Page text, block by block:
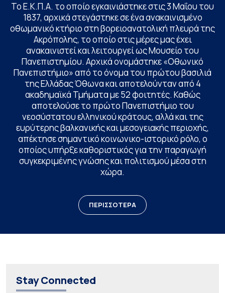
Το Ε.Κ.Π.Α. το οποίο εγκαινιάστηκε στις 3 Μαΐου του
1837, αρχικά στεγάστηκε σε ένα ανακαινισμένο
οθωμανικό κτήριο στη βορειοανατολική πλευρά της
Ακρόπολης, το οποίο στις μέρες μας έχει
ανακαινιστεί και λειτουργεί ως Μουσείο του
Πανεπιστημίου. Αρχικά ονομάστηκε «Οθωνικό
Πανεπιστήμιο» από το όνομα του πρώτου βασιλιά
της Ελλάδας Όθωνα και αποτελούνταν από 4
ακαδημαϊκά Τμήματα με 52 φοιτητές. Καθώς
αποτελούσε το πρώτο Πανεπιστήμιο του
νεοσύστατου ελληνικού κράτους, αλλά και της
ευρύτερης βαλκανικής και μεσογειακής περιοχής,
απέκτησε σημαντικό κοινωνικο-ιστορικό ρόλο, ο
οποίος υπήρξε καθοριστικός για την παραγωγή
συγκεκριμένης γνώσης και πολιτισμού μέσα στη
χώρα.
ΠΕΡΙΣΣΟΤΕΡΑ
Stay Connected